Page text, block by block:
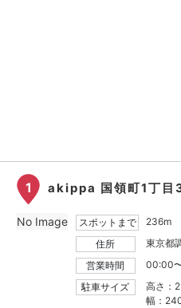
1 akippa 国領町1丁
スポットまで
236m
住所
東京都
営業時間
00:00
駐車サイズ
高さ：
幅：
No Image